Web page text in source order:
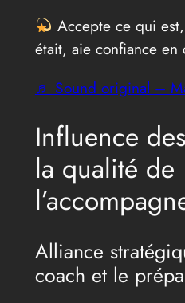
Accepte ce qui
était, aie confiance en
♬ Sound original –
Influence
la qualité de
Alliance
coach et le